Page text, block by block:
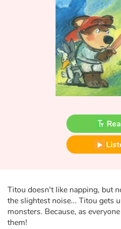
Tales and classics in french
Fable, myth, literature and
Ogres, monsters and witches
Heroines and Heroes
The animals
Travel, epic, investigation,
Titou doesn't like napping, but
the slightest noise... Titou gets
monsters. Because, as
them!